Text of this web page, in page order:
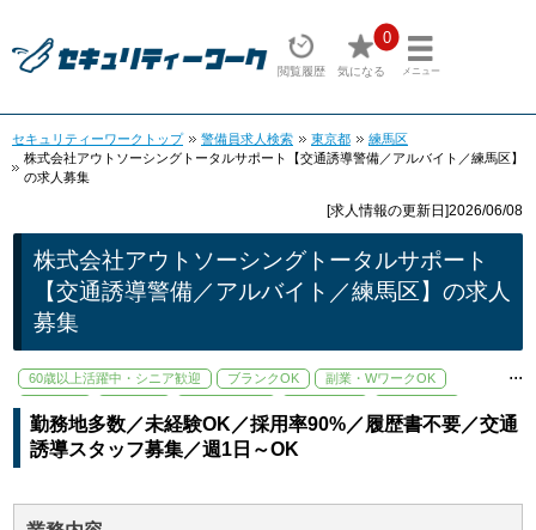
閲覧履歴
0
気になる メニュー
セキュリティーワークトップ 警備員求人検索 東京都
練馬区
株式会社アウトソーシングトータルサポート【交通誘導警備／アルバイト／練馬区】
の求人募集
[求人情報の更新日]2026/06/08
株式会社アウトソーシングトータルサポート
【交通誘導警備／アルバイト／練馬区】の求人
募集
60歳以上活躍中・シニア歓迎 ブランクOK
副業・WワークOK
資格取得支援あり
駅から徒歩5分以内
...
勤務地多数／未経験OK／採用率90%／履歴書不要／交通
誘導スタッフ募集／週1日～OK